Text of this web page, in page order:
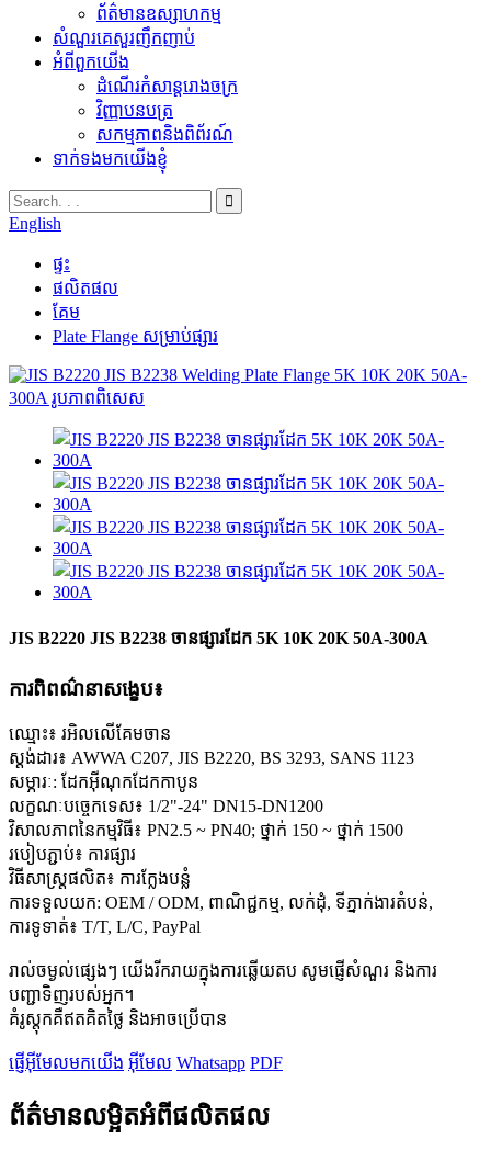
ព័ត៌មានឧស្សាហកម្ម
សំណួរគេសួរញឹកញាប់
អំពីពួកយើង
ដំណើរកំសាន្តរោងចក្រ
វិញ្ញាបនបត្រ
សកម្មភាពនិងពិព័រណ៍
ទាក់ទងមកយើងខ្ញុំ
English
ផ្ទះ
ផលិតផល
គែម
Plate Flange សម្រាប់ផ្សារ
JIS B2220 JIS B2238 ចានផ្សារដែក 5K 10K 20K 50A-300A
ការពិពណ៌នាសង្ខេប៖
ឈ្មោះ៖ រអិលលើគែមចាន
ស្តង់ដារ៖ AWWA C207, JIS B2220, BS 3293, SANS 1123
សម្ភារៈ: ដែកអ៊ីណុកដែកកាបូន
លក្ខណៈបច្ចេកទេស៖ 1/2"-24" DN15-DN1200
វិសាលភាពនៃកម្មវិធី៖ PN2.5 ~ PN40; ថ្នាក់ 150 ~ ថ្នាក់ 1500
របៀបភ្ជាប់៖ ការផ្សារ
វិធីសាស្រ្តផលិត៖ ការក្លែងបន្លំ
ការទទួលយក: OEM / ODM, ពាណិជ្ជកម្ម, លក់ដុំ, ទីភ្នាក់ងារតំបន់,
ការទូទាត់៖ T/T, L/C, PayPal
រាល់ចម្ងល់ផ្សេងៗ យើងរីករាយក្នុងការឆ្លើយតប សូមផ្ញើសំណួរ និងការ
បញ្ជាទិញរបស់អ្នក។
គំរូស្តុកគឺឥតគិតថ្លៃ និងអាចប្រើបាន
ផ្ញើអ៊ីមែលមកយើង អ៊ីមែល Whatsapp PDF
ព័ត៌មានលម្អិតអំពីផលិតផល